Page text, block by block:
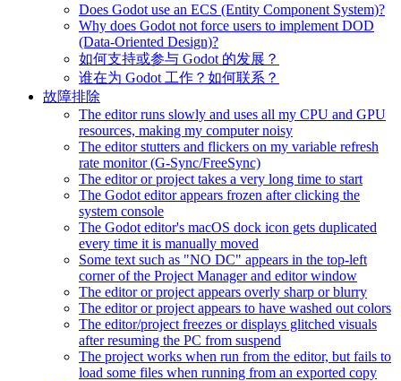
Does Godot use an ECS (Entity Component System)?
Why does Godot not force users to implement DOD
(Data-Oriented Design)?
如何支持或参与 Godot 的发展？
谁在为 Godot 工作？如何联系？
故障排除
The editor runs slowly and uses all my CPU and GPU
resources, making my computer noisy
The editor stutters and flickers on my variable refresh
rate monitor (G-Sync/FreeSync)
The editor or project takes a very long time to start
The Godot editor appears frozen after clicking the
system console
The Godot editor's macOS dock icon gets duplicated
every time it is manually moved
Some text such as "NO DC" appears in the top-left
corner of the Project Manager and editor window
The editor or project appears overly sharp or blurry
The editor or project appears to have washed out colors
The editor/project freezes or displays glitched visuals
after resuming the PC from suspend
The project works when run from the editor, but fails to
load some files when running from an exported copy